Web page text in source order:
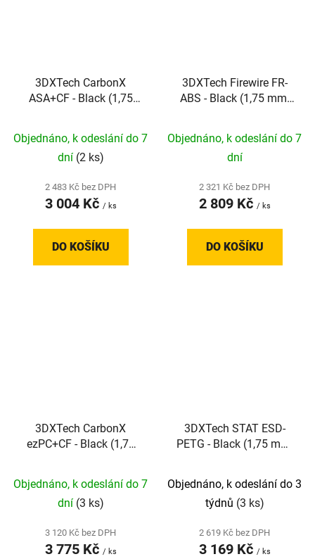
3DXTech CarbonX
ASA+CF - Black (1,75
Objednáno, k odeslání do 7
dní (2 ks)
2 483 Kč bez DPH
3 004 Kč / ks
DO KOŠÍKU
3DXTech Firewire FR-
ABS - Black (1,75 mm;
Objednáno, k odeslání do 7
dní
2 321 Kč bez DPH
2 809 Kč / ks
DO KOŠÍKU
3DXTech CarbonX
ezPC+CF - Black (1,75
Objednáno, k odeslání do 7
dní (3 ks)
3 120 Kč bez DPH
3 775 Kč / ks
3DXTech STAT ESD-
PETG - Black (1,75 mm;
Objednáno, k odeslání do 3
týdnů (3 ks)
2 619 Kč bez DPH
3 169 Kč / ks